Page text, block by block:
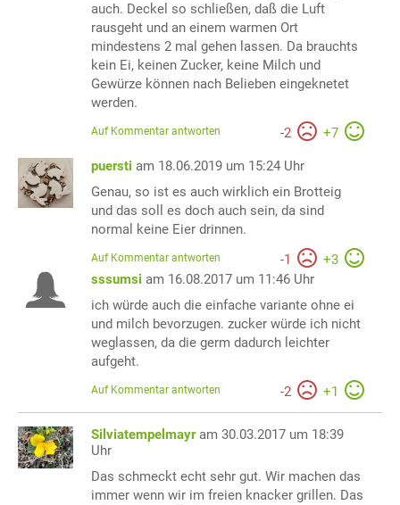
auch. Deckel so schließen, daß die Luft
rausgeht und an einem warmen Ort
mindestens 2 mal gehen lassen. Da brauchts
kein Ei, keinen Zucker, keine Milch und
Gewürze können nach Belieben eingeknetet
werden.
-2 +7
Auf Kommentar antworten
puersti am 18.06.2019 um 15:24 Uhr
Genau, so ist es auch wirklich ein Brotteig
und das soll es doch auch sein, da sind
normal keine Eier drinnen.
-1 +3
Auf Kommentar antworten
sssumsi am 16.08.2017 um 11:46 Uhr
ich würde auch die einfache variante ohne ei
und milch bevorzugen. zucker würde ich nicht
weglassen, da die germ dadurch leichter
aufgeht.
-2 +1
Auf Kommentar antworten
Silviatempelmayr am 30.03.2017 um 18:39
Uhr
Das schmeckt echt sehr gut. Wir machen das
immer wenn wir im freien knacker grillen. Das